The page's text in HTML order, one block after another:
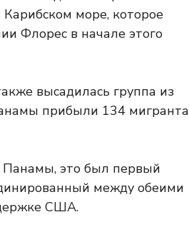
море, которое
Флорес в начале этого
высадилась группа из
прибыли 134 мигранта
это был первый
между обеими
США.